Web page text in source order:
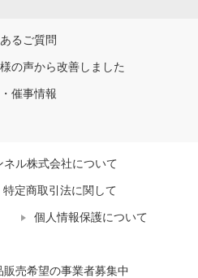
るご質問
の声から改善しました
催事情報
ル株式会社について
特定商取引法に関して
個人情報保護について
売希望の事業者募集中